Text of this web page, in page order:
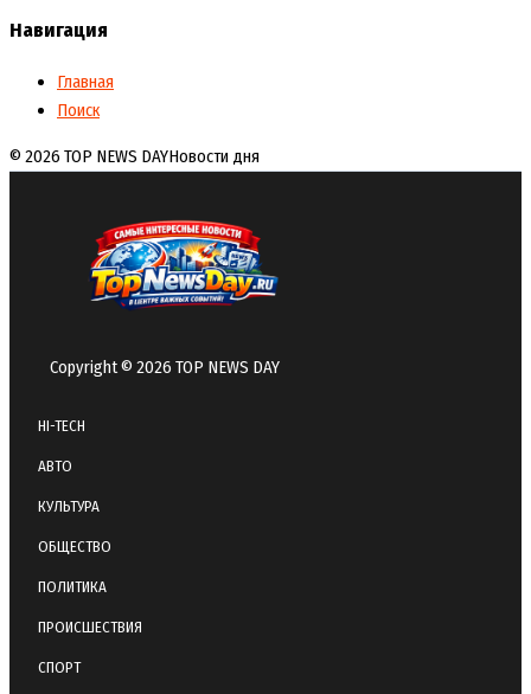
Навигация
Главная
Поиск
© 2026 TOP NEWS DAYНовости дня
Copyright © 2026 TOP NEWS DAY
HI-TECH
АВТО
КУЛЬТУРА
ОБЩЕСТВО
ПОЛИТИКА
ПРОИСШЕСТВИЯ
СПОРТ